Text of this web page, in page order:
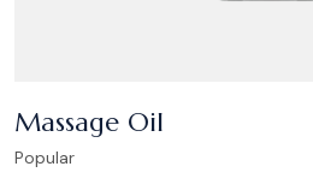
Massage Oil
Popular